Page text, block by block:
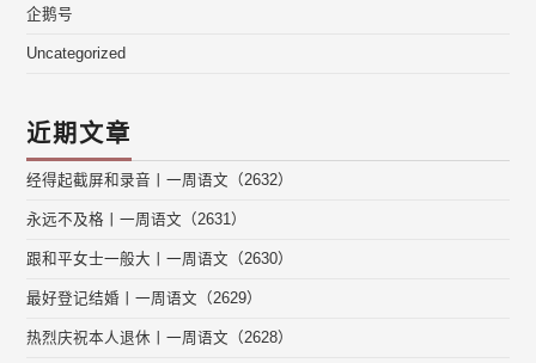
企鹅号
Uncategorized
近期文章
经得起截屏和录音丨一周语文（2632）
永远不及格丨一周语文（2631）
跟和平女士一般大丨一周语文（2630）
最好登记结婚丨一周语文（2629）
热烈庆祝本人退休丨一周语文（2628）